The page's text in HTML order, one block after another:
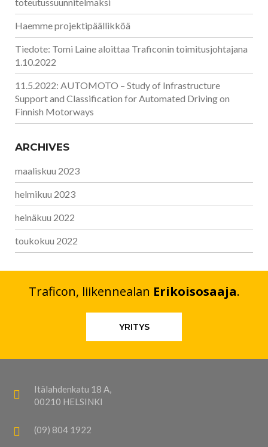
toteutussuunnitelmaksi
Haemme projektipäällikköä
Tiedote: Tomi Laine aloittaa Traficonin toimitusjohtajana
1.10.2022
11.5.2022: AUTOMOTO – Study of Infrastructure
Support and Classification for Automated Driving on
Finnish Motorways
ARCHIVES
maaliskuu 2023
helmikuu 2023
heinäkuu 2022
toukokuu 2022
Traficon, liikennealan Erikoisosaaja.
YRITYS
Itälahdenkatu 18 A,
00210 HELSINKI
(09) 804 1922